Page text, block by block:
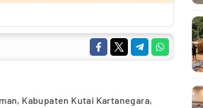
Kabupaten Kutai Kartanegara,